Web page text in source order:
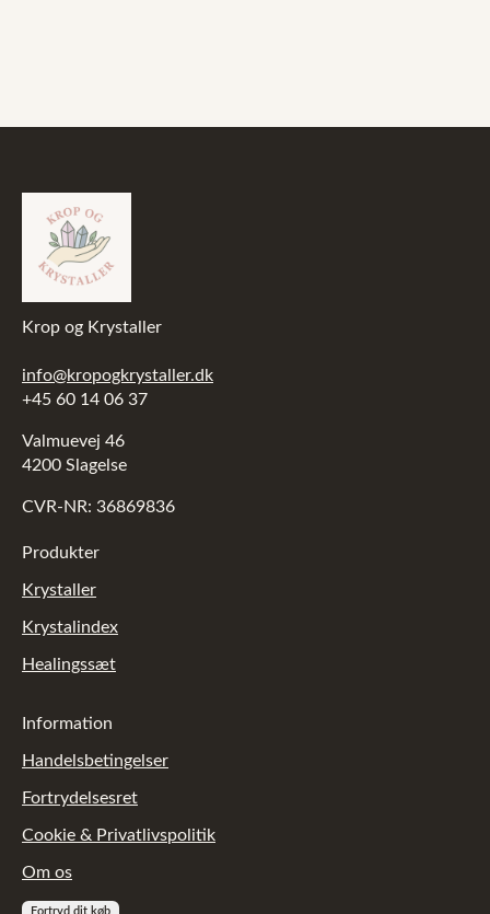
Krop og Krystaller
info@kropogkrystaller.dk
+45 60 14 06 37
Valmuevej 46
4200 Slagelse
CVR-NR: 36869836
Produkter
Krystaller
Krystalindex
Healingssæt
Information
Handelsbetingelser
Fortrydelsesret
Cookie & Privatlivspolitik
Om os
Fortryd dit køb